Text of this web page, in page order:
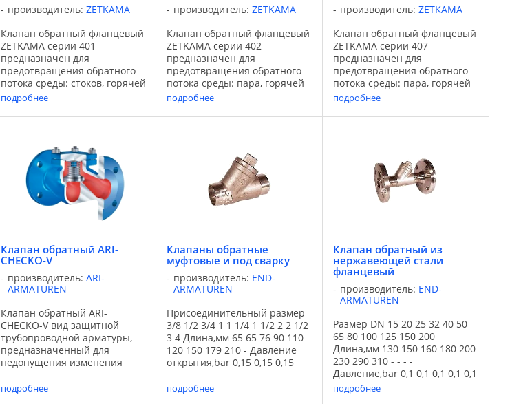
производитель:ZETKAMA
Клапан обратный фланцевый
ZETKAMA серии 401
предназначен для
предотвращения обратного
потока среды: стоков, горячей
и холодной промышленной
сред. Применяется для
промышленного
водоснабжения. ...
подробнее
производитель:ZETKAMA
Клапан обратный фланцевый
ZETKAMA серии 402
предназначен для
предотвращения обратного
потока среды: пара, горячей
и холодной промышленной
сред. Применяется для
подробнее
производитель: ZETKAMA
Клапан обратный фланцевый
ZETKAMA серии 407
предназначен для
предотвращения обратного
потока среды: пара, горячей
и холодной промышленной
сред. Применяется для
подробнее
Клапан обратный ARI-
CHECKO-V
производитель:ARI-
ARMATUREN
Клапан обратный ARI-
CHECKO-V вид защитной
трубопроводной арматуры,
предназначенный для
недопущения изменения
технологической системе.
подробнее
Клапаны обратные
муфтовые и под сварку
производитель: END-
ARMATUREN
Присоединительный размер
3/8 1/2 3/4 1 1 1/4 1 1/2 2 2 1/2
3 4 Длина,мм 65 65 76 90 110
120 150 179 210 - Давление
открытия,bar 0,15 0,15 0,15
Уплотнение EPDM Art.
подробнее
Клапан обратный из
нержавеющей стали
фланцевый
производитель: END-
ARMATUREN
Размер DN 15 20 25 32 40 50
65 80 100 125 150 200
Длина,мм 130 150 160 180 200
230 290 310 - - - -
Давление,bar 0,1 0,1 0,1 0,1 0,1
0,1 0,1 0,1 - - - - Art. EB3100xx
подробнее